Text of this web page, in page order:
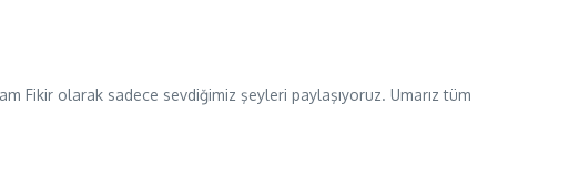
Fikir olarak sadece sevdiğimiz şeyleri paylaşıyoruz. Umarız tüm